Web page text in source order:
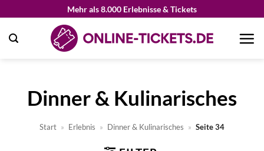
springen
Mehr als 8.000 Erlebnisse & Tickets
Dinner & Kulinarisches
Start » Erlebnis » Dinner & Kulinarisches » Seite 34